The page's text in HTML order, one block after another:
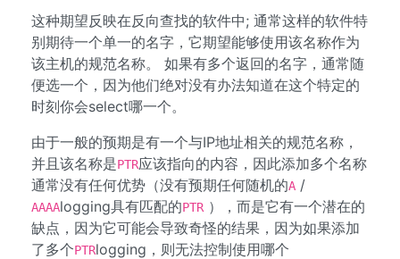
这种期望反映在反向查找的软件中; 通常这样的软件特
别期待一个单一的名字，它期望能够使用该名称作为
该主机的规范名称。 如果有多个返回的名字，通常随
便选一个，因为他们绝对没有办法知道在这个特定的
时刻你会select哪一个。
由于一般的预期是有一个与IP地址相关的规范名称，
并且该名称是PTR应该指向的内容，因此添加多个名称
通常没有任何优势（没有预期任何随机的A /
AAAAlogging具有匹配的PTR），而是它有一个潜在的
缺点，因为它可能会导致奇怪的结果，因为如果添加
了多个PTRlogging，则无法控制使用哪个